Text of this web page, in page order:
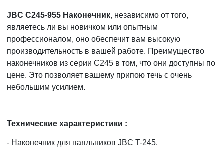
JBC C245-955 Наконечник, независимо от того,
являетесь ли вы новичком или опытным
профессионалом, оно обеспечит вам высокую
производительность в вашей работе. Преимущество
наконечников из серии C245 в том, что они доступны по
цене. Это позволяет вашему припою течь с очень
небольшим усилием.
Технические характеристики :
- Наконечник для паяльников JBC T-245.